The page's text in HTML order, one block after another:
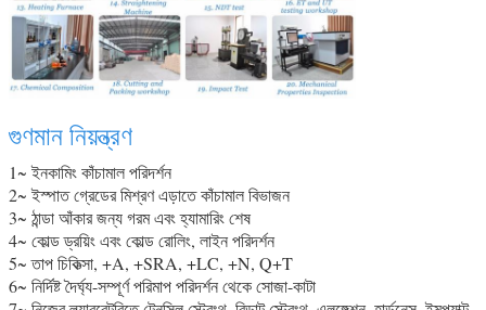
গুণমান নিয়ন্ত্রণ
1~ ইনকামিং কাঁচামাল পরিদর্শন
2~ ইস্পাত গ্রেডের মিশ্রণ এড়াতে কাঁচামাল বিভাজন
3~ ঠান্ডা আঁকার জন্য গরম এবং হ্যামারিং শেষ
4~ কোল্ড ড্রয়িং এবং কোল্ড রোলিং, লাইন পরিদর্শন
5~ তাপ চিকিত্সা, +A, +SRA, +LC, +N, Q+T
6~ নির্দিষ্ট দৈর্ঘ্য-সম্পূর্ণ পরিমাপ পরিদর্শন থেকে সোজা-কাটা